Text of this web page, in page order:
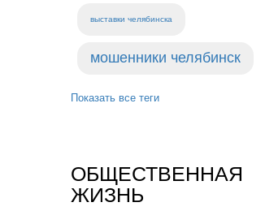
выставки челябинска
мошенники челябинск
Показать все теги
ОБЩЕСТВЕННАЯ
ЖИЗНЬ